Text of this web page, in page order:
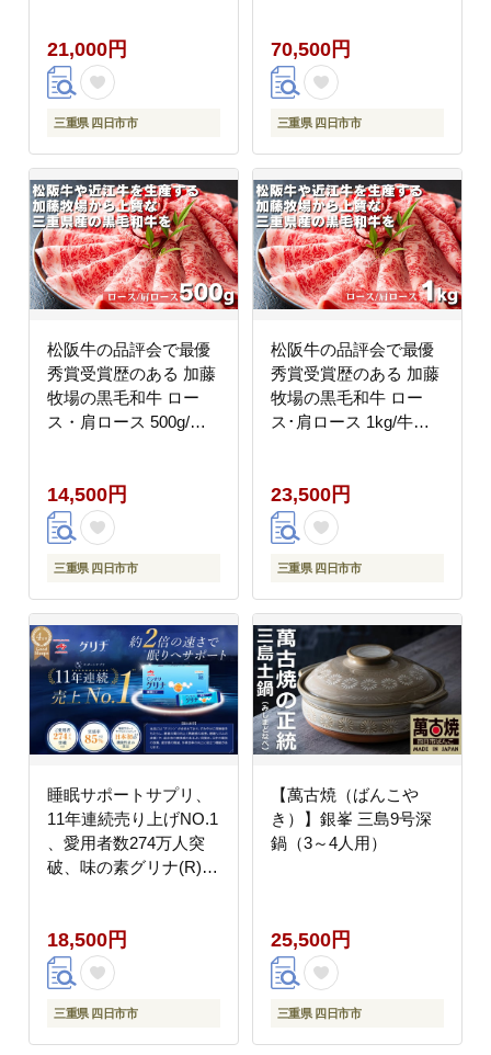
備蓄 備蓄米 非常 非常
時 非常米 非常食 米 ご
はん ご飯 わかめ 一人
暮らし お湯 お湯だけ
存米 保存食 ］
21,000円
三重県 四日市市
う）9号 （3～4人用）
セラミック加工 ＩＨ土
鍋
70,500円
三重県 四日市市
松阪牛の品評会で最優
秀賞受賞歴のある 加藤
牧場の黒毛和牛 ロー
ス・肩ロース 500g/牛
お正月 黒毛和牛 ロース
肩ロース 肉 上質 家族
焼肉 しゃぶしゃぶ すき
焼き 鍋 おいしい 美味
重県 四日市市 ふるさと
納税
14,500円
三重県 四日市市
松阪牛の品評会で最優
秀賞受賞歴のある 加藤
牧場の黒毛和牛 ロー
ス･肩ロース 1kg/牛肉
正月 黒毛和牛 ロース
肩ロース 肉 上質 家族
焼肉 しゃぶしゃぶ すき
焼き 鍋 おいしい 美味
重県 四日市市 ふるさと
納税
23,500円
三重県 四日市市
睡眠サポートサプリ、
11年連続売り上げNO.1
、愛用者数274万人突
破、味の素グリナ(R)
（約30日分）
18,500円
三重県 四日市市
【萬古焼（ばんこや
き）】銀峯 三島9号深
鍋（3～4人用）
25,500円
三重県 四日市市